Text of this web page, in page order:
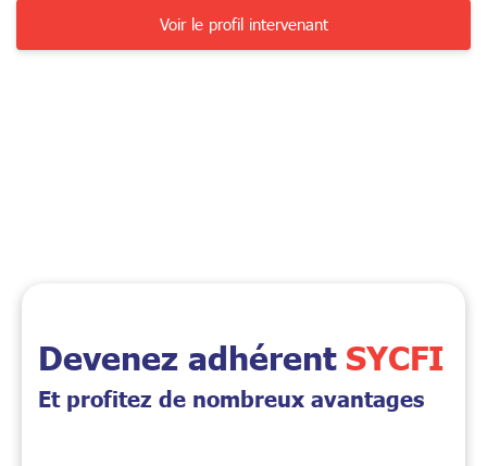
Voir le profil intervenant
Devenez adhérent SYCFI
Et profitez de nombreux avantages